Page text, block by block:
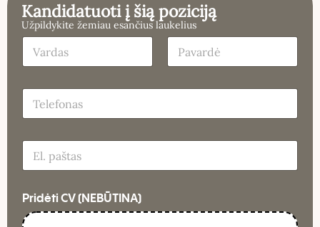
Kandidatuoti į šią poziciją
Užpildykite žemiau esančius laukelius
Pridėti CV (NEBŪTINA)